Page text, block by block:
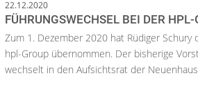
22.12.2020
FÜHRUNGSWECHSEL BEI DER HPL-
Zum 1. Dezember 2020 hat Rüdiger Schury
hpl-Group übernommen. Der bisherige
wechselt in den Aufsichtsrat der